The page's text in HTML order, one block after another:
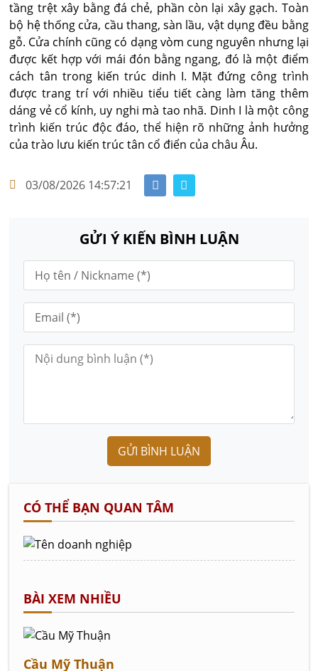
tầng trệt xây bằng đá chẻ, phần còn lại xây gạch. Toàn
bộ hệ thống cửa, cầu thang, sàn lầu, vật dụng đều bằng
gỗ. Cửa chính cũng có dạng vòm cung nguyên nhưng lại
được kết hợp với mái đón bằng ngang, đó là một điểm
cách tân trong kiến trúc dinh I. Mặt đứng công trình
được trang trí với nhiều tiểu tiết càng làm tăng thêm
dáng vẻ cổ kính, uy nghi mà tao nhã. Dinh I là một công
trình kiến trúc độc đáo, thể hiện rõ những ảnh hưởng
của trào lưu kiến trúc tân cổ điển của châu Âu.
03/08/2026 14:57:21
GỬI Ý KIẾN BÌNH LUẬN
GỬI BÌNH LUẬN
CÓ THỂ BẠN QUAN TÂM
BÀI XEM NHIỀU
Cầu Mỹ Thuận